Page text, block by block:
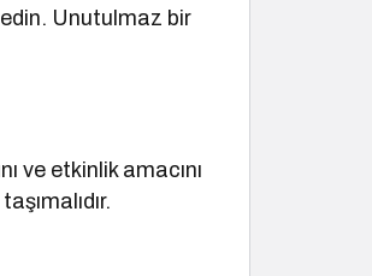
Unutulmaz bir
ve etkinlik amacını